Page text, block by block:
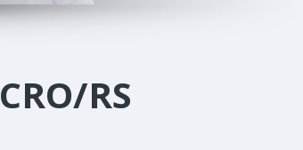
CRO/RS